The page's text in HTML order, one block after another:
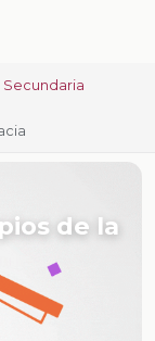
Secundaria
de la